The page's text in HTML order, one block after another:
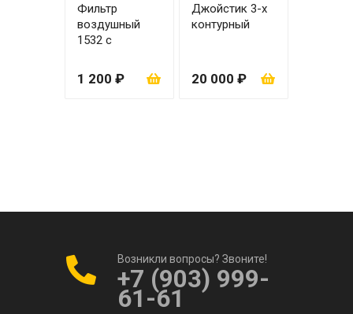
Фильтр
воздушный
1532 с
1 200 ₽
Джойстик 3-х
контурный
20 000 ₽
Возникли вопросы? Звоните!
+7 (903) 999-
61-61